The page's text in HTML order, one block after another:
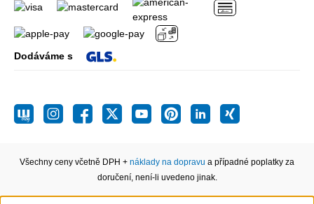
Dodáváme s
Všechny ceny včetně DPH + náklady na dopravu a případné poplatky za
doručení, není-li uvedeno jinak.